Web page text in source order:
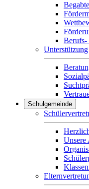
Berufs-
Unterstützung
Schulgemeinde
Unsere